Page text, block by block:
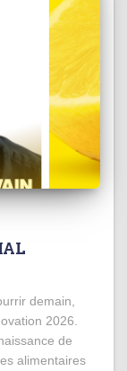
demain,
2026.
de
alimentaires